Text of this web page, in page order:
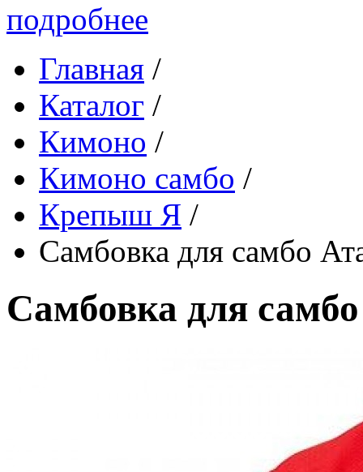
подробнее
Главная /
Каталог /
Кимоно /
Кимоно самбо /
Крепыш Я /
Самбовка для самбо
Самбовка для